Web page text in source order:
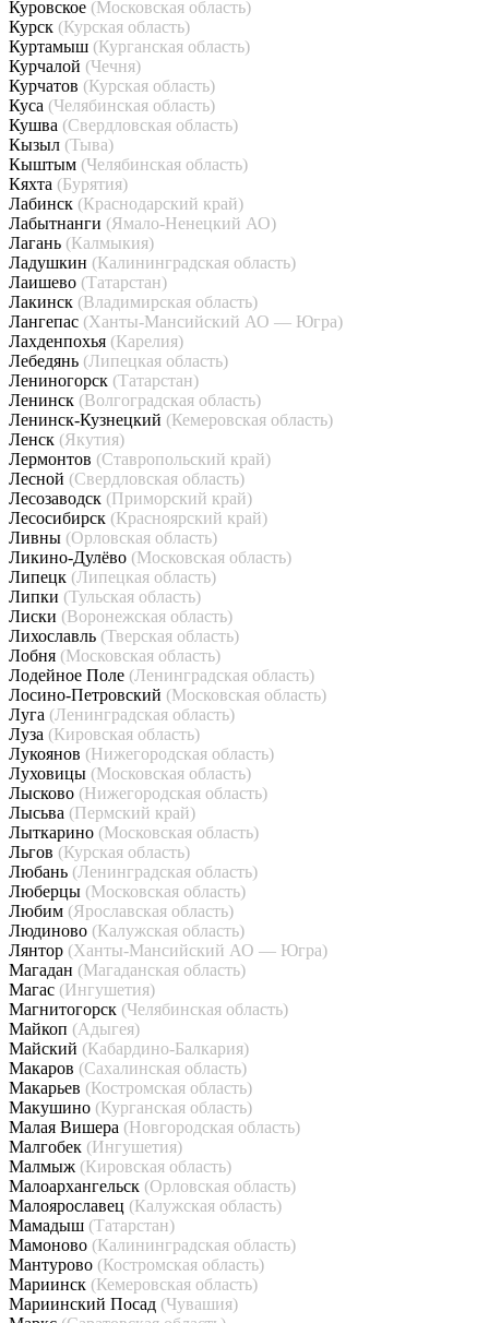
Куровское (Московская область)
Курск (Курская область)
Куртамыш (Курганская область)
Курчалой (Чечня)
Курчатов (Курская область)
Куса (Челябинская область)
Кушва (Свердловская область)
Кызыл (Тыва)
Кыштым (Челябинская область)
Кяхта (Бурятия)
Лабинск (Краснодарский край)
Лабытнанги (Ямало-Ненецкий АО)
Лагань (Калмыкия)
Ладушкин (Калининградская область)
Лаишево (Татарстан)
Лакинск (Владимирская область)
Лангепас (Ханты-Мансийский АО — Югра)
Лахденпохья (Карелия)
Лебедянь (Липецкая область)
Лениногорск (Татарстан)
Ленинск (Волгоградская область)
Ленинск-Кузнецкий (Кемеровская область)
Ленск (Якутия)
Лермонтов (Ставропольский край)
Лесной (Свердловская область)
Лесозаводск (Приморский край)
Лесосибирск (Красноярский край)
Ливны (Орловская область)
Ликино-Дулёво (Московская область)
Липецк (Липецкая область)
Липки (Тульская область)
Лиски (Воронежская область)
Лихославль (Тверская область)
Лобня (Московская область)
Лодейное Поле (Ленинградская область)
Лосино-Петровский (Московская область)
Луга (Ленинградская область)
Луза (Кировская область)
Лукоянов (Нижегородская область)
Луховицы (Московская область)
Лысково (Нижегородская область)
Лысьва (Пермский край)
Лыткарино (Московская область)
Льгов (Курская область)
Любань (Ленинградская область)
Люберцы (Московская область)
Любим (Ярославская область)
Людиново (Калужская область)
Лянтор (Ханты-Мансийский АО — Югра)
Магадан (Магаданская область)
Магас (Ингушетия)
Магнитогорск (Челябинская область)
Майкоп (Адыгея)
Майский (Кабардино-Балкария)
Макаров (Сахалинская область)
Макарьев (Костромская область)
Макушино (Курганская область)
Малая Вишера (Новгородская область)
Малгобек (Ингушетия)
Малмыж (Кировская область)
Малоархангельск (Орловская область)
Малоярославец (Калужская область)
Мамадыш (Татарстан)
Мамоново (Калининградская область)
Мантурово (Костромская область)
Мариинск (Кемеровская область)
Мариинский Посад (Чувашия)